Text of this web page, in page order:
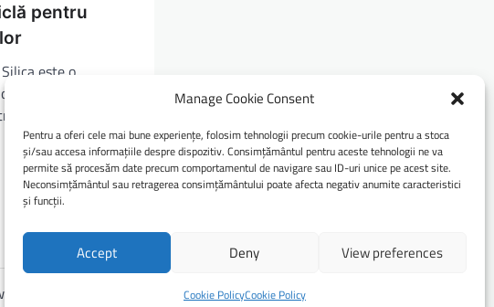
Manage Cookie Consent
Pentru a oferi cele mai bune experiențe, folosim tehnologii precum cookie-urile pentru a stoca
și/sau accesa informațiile despre dispozitiv. Consimțământul pentru aceste tehnologii ne va
permite să procesăm date precum comportamentul de navigare sau ID-uri unice pe acest site.
Neconsimțământul sau retragerea consimțământului poate afecta negativ anumite caracteristici
și funcții.
Accept Deny View preferences
Cookie PolicyCookie Policy
pentru
este o
care folosește
a stoca date. În loc
by